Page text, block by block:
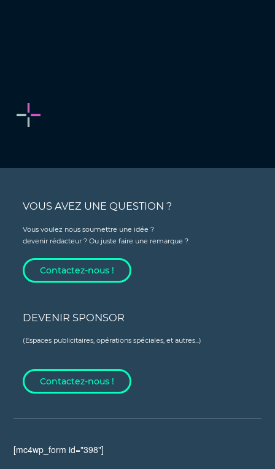
VOUS AVEZ UNE QUESTION ?
Vous voulez nous soumettre une idée ?
devenir rédacteur ? Ou juste faire une remarque ?
Contactez-nous !
DEVENIR SPONSOR
(Espaces publicitaires, opérations spéciales, et autres...)
Contactez-nous !
[mc4wp_form id="398"]